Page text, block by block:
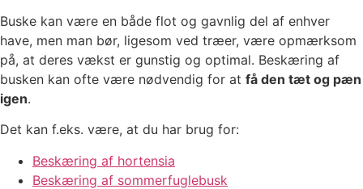
Buske kan være en både flot og gavnlig del af enhver
have, men man bør, ligesom ved træer, være opmærksom
på, at deres vækst er gunstig og optimal. Beskæring af
busken kan ofte være nødvendig for at få den tæt og pæn
igen.
Det kan f.eks. være, at du har brug for:
Beskæring af hortensia
Beskæring af sommerfuglebusk